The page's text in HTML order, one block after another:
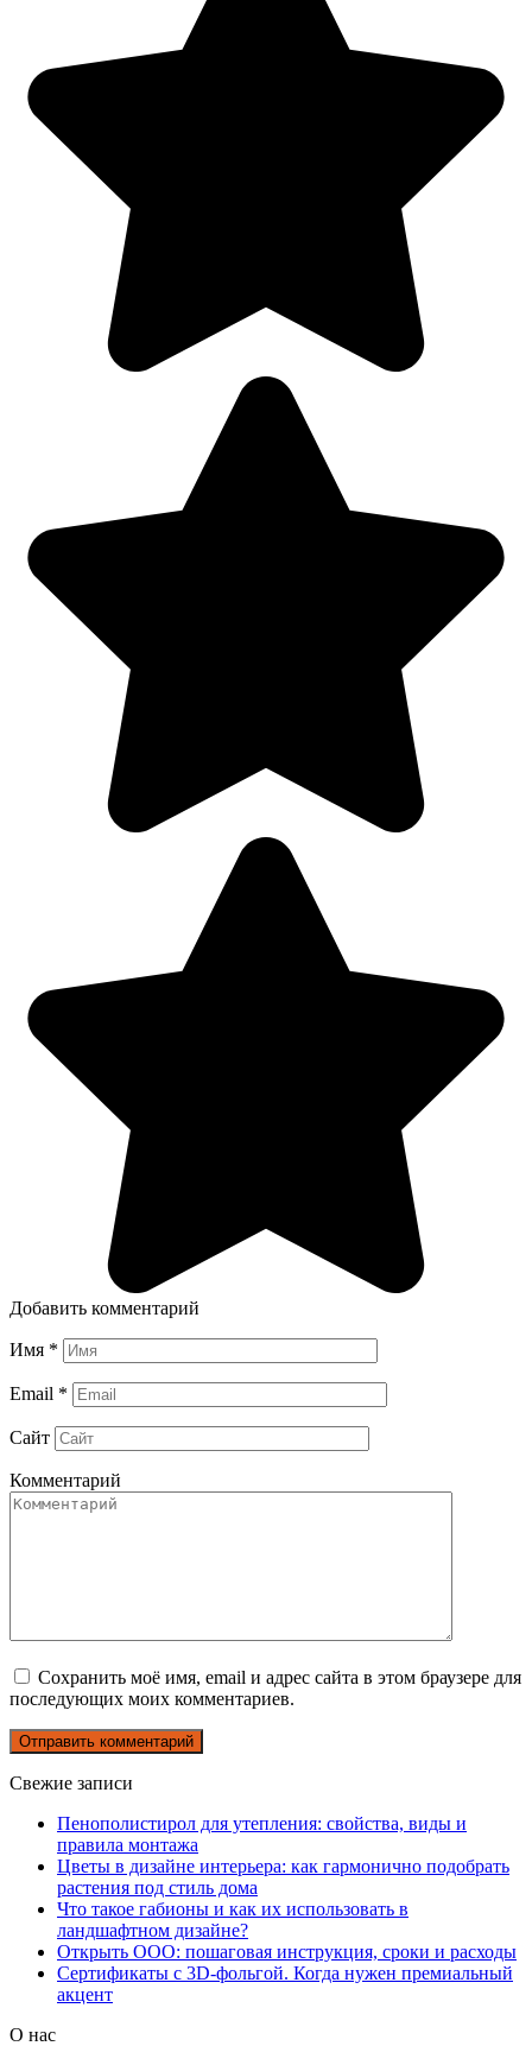
Добавить комментарий
Имя *
Email *
Сайт
Комментарий
Сохранить моё имя, email и адрес сайта в этом браузере для
последующих моих комментариев.
Свежие записи
Пенополистирол для утепления: свойства, виды и
правила монтажа
Цветы в дизайне интерьера: как гармонично подобрать
растения под стиль дома
Что такое габионы и как их использовать в
ландшафтном дизайне?
Открыть ООО: пошаговая инструкция, сроки и расходы
Сертификаты с 3D-фольгой. Когда нужен премиальный
акцент
О нас